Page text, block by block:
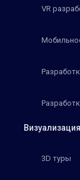
VR
Визуализация
3D туры